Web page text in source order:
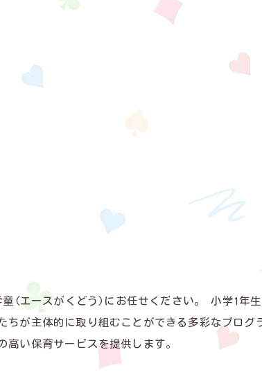
(エースがくどう)にお任せください。 小学1年
が主体的に取り組むことができる多彩なプログ
い保育サービスを提供します。